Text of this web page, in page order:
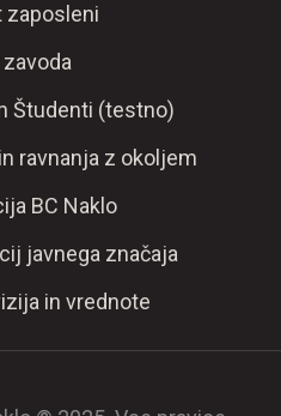
zaposleni
Študenti (testno)
ravnanja z okoljem
BC Naklo
javnega značaja
in vrednote